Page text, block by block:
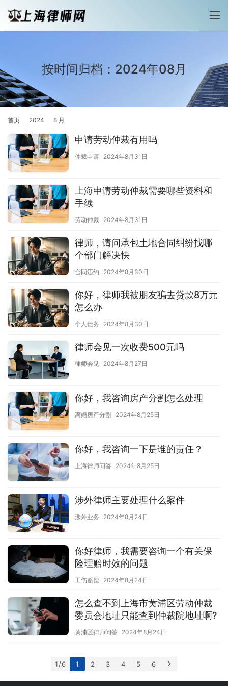
按时间归档：2024年08月
首页 2024 8 月
申请劳动仲裁有用吗
仲裁申请 2024年8月31日
上海申请劳动仲裁需要哪些资料和
手续
劳动仲裁 2024年8月31日
律师，请问承包土地合同纠纷找哪
个部门解决快
合同违约 2024年8月30日
你好，律师我被朋友骗去贷款8万元
怎么办
个人债务 2024年8月30日
律师会见一次收费500元吗
律师会见 2024年8月27日
你好，我咨询房产分割怎么处理
离婚房产分割 2024年8月25日
你好，我咨询一下是谁的责任？
上海律师问答 2024年8月25日
涉外律师主要处理什么案件
涉外业务 2024年8月24日
你好律师，我需要咨询一个有关保
险理赔时效的问题
工伤赔偿 2024年8月24日
怎么查不到上海市黄浦区劳动仲裁
委员会地址只能查到仲裁院地址啊?
黄浦区律师问答 2024年8月24日
1 / 6 1 2 3 4 5 6